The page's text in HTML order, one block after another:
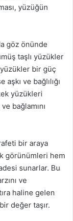
yüzüğün
göz önünde
taşlı yüzükler
yüzükler bir güç
ve bağlılığı
yüzükleri
bağlamını
bir araya
görünümleri hem
sunarlar. Bu
ve
haline gelen
değer taşır.